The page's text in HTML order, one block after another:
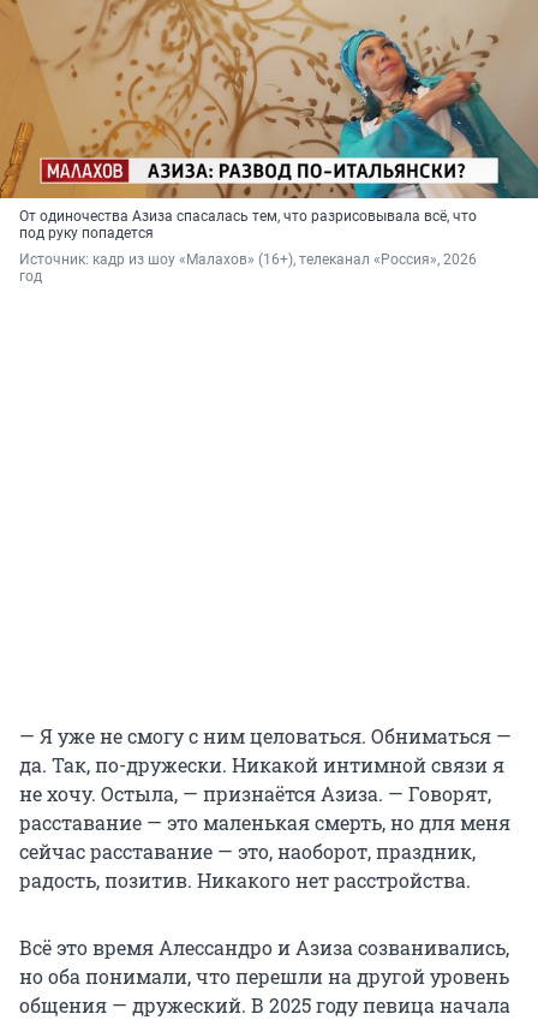
От одиночества Азиза спасалась тем, что разрисовывала всё, что
под руку попадется
Источник: кадр из шоу «Малахов» (16+), телеканал «Россия», 2026
год
— Я уже не смогу с ним целоваться. Обниматься —
да. Так, по-дружески. Никакой интимной связи я
не хочу. Остыла, — признаётся Азиза. — Говорят,
расставание — это маленькая смерть, но для меня
сейчас расставание — это, наоборот, праздник,
радость, позитив. Никакого нет расстройства.
Всё это время Алессандро и Азиза созванивались,
но оба понимали, что перешли на другой уровень
общения — дружеский. В 2025 году певица начала